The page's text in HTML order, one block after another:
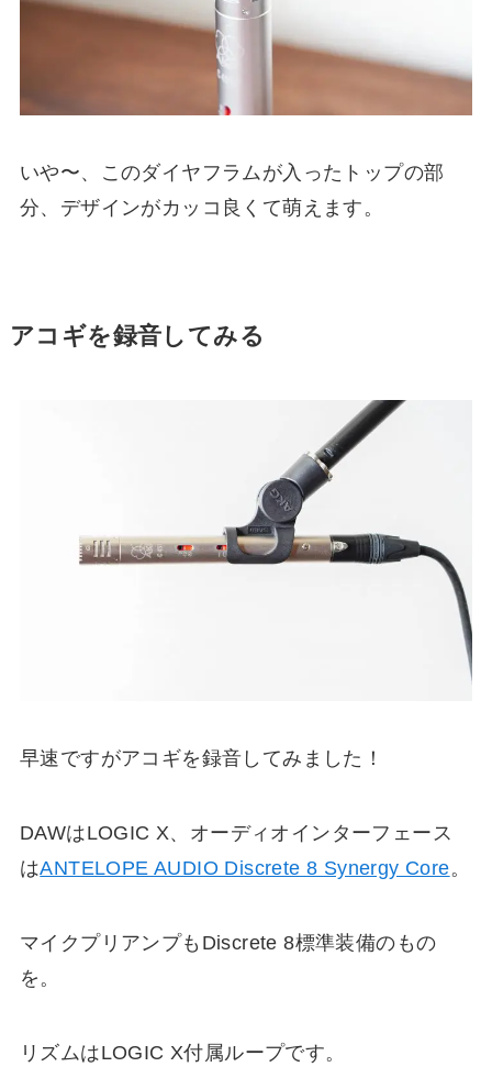
いや〜、このダイヤフラムが入ったトップの部
分、デザインがカッコ良くて萌えます。
アコギを録音してみる
早速ですがアコギを録音してみました！
DAWはLOGIC X、オーディオインターフェース
はANTELOPE AUDIO Discrete 8 Synergy Core。
マイクプリアンプもDiscrete 8標準装備のもの
を。
リズムはLOGIC X付属ループです。